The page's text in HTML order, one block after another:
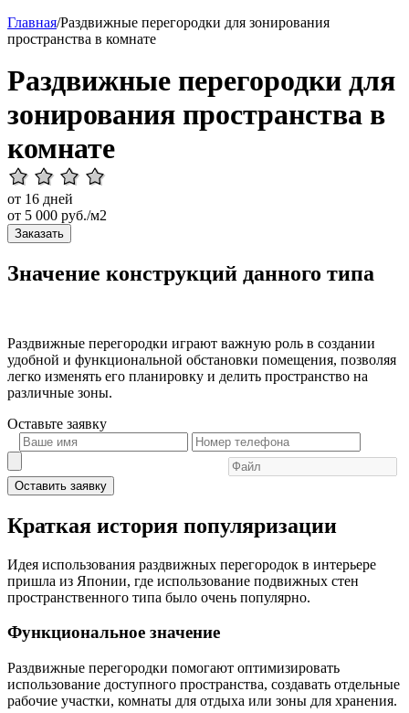
Главная/Раздвижные перегородки для зонирования
пространства в комнате
Раздвижные перегородки для
зонирования пространства в
комнате
от 16 дней
от 5 000 руб./м2
Заказать
Значение конструкций данного типа
Раздвижные перегородки играют важную роль в создании
удобной и функциональной обстановки помещения, позволяя
легко изменять его планировку и делить пространство на
различные зоны.
Оставьте заявку
Оставить заявку
Краткая история популяризации
Идея использования раздвижных перегородок в интерьере
пришла из Японии, где использование подвижных стен
пространственного типа было очень популярно.
Функциональное значение
Раздвижные перегородки помогают оптимизировать
использование доступного пространства, создавать отдельные
рабочие участки, комнаты для отдыха или зоны для хранения.